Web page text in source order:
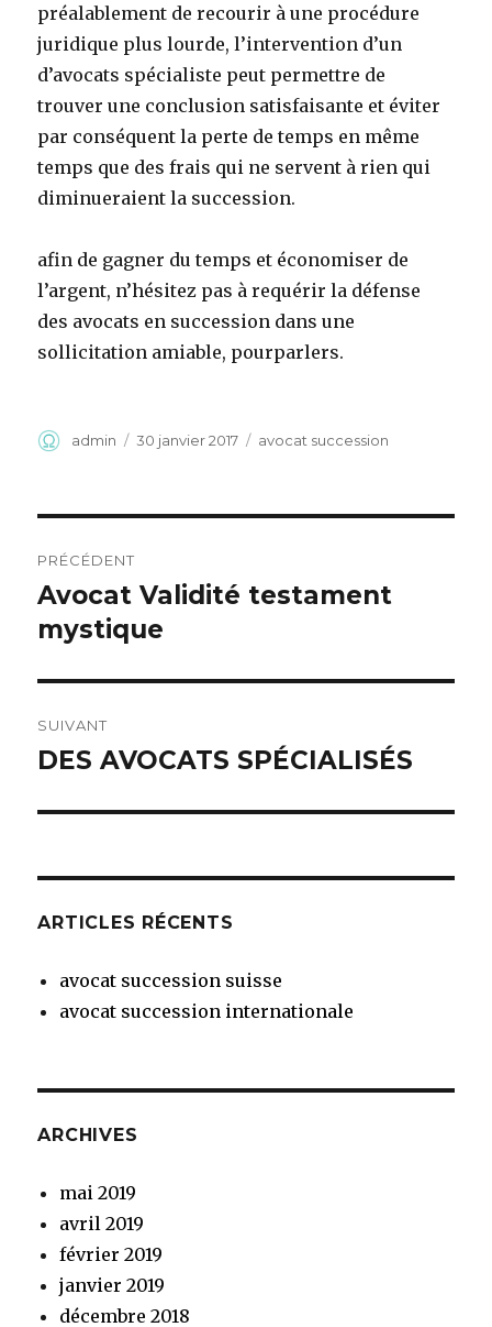
préalablement de recourir à une procédure
juridique plus lourde, l’intervention d’un
d’avocats spécialiste peut permettre de
trouver une conclusion satisfaisante et éviter
par conséquent la perte de temps en même
temps que des frais qui ne servent à rien qui
diminueraient la succession.
afin de gagner du temps et économiser de
l’argent, n’hésitez pas à requérir la défense
des avocats en succession dans une
sollicitation amiable, pourparlers.
Auteur
admin
Publié
30 janvier 2017 Catégories
avocat succession
de
l’article
PRÉCÉDENT
Article
précédent :
Avocat Validité testament
mystique
SUIVANT
Article
DES AVOCATS SPÉCIALISÉS
ARTICLES RÉCENTS
avocat succession suisse
avocat succession internationale
ARCHIVES
mai 2019
avril 2019
février 2019
janvier 2019
décembre 2018